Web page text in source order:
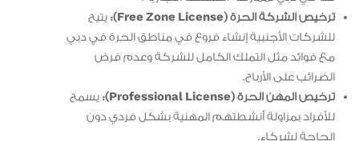
ترخيص الشركة الحرة (Free Zone License):
يتيح
للشركات الأجنبية إنشاء فروع في مناطق الحرة في دبي
مع فوائد مثل التملك الكامل للشركة وعدم فرض
الضرائب على الأرباح.
ترخيص المهن الحرة (Professional License):
يسمح
للأفراد بمزاولة أنشطتهم المهنية بشكل فردي دون
الحاجة لشركاء.